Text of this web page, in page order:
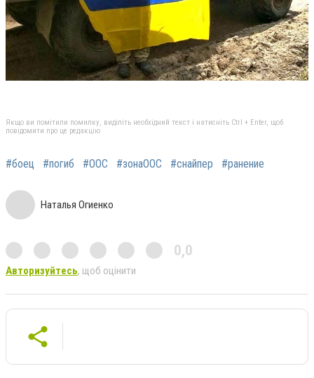
Якщо ви помітили помилку, виділіть необхідний текст і натисніть Ctrl + Enter, щоб
повідомити про це редакцію
#боец #погиб #ООС #зонаООС #снайпер #ранение
Наталья Огиенко
0,0
Авторизуйтесь, щоб оцінити